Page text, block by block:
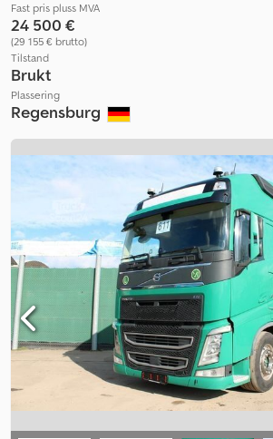
Fast pris pluss MVA
24 500 €
(29 155 € brutto)
Tilstand
Brukt
Plassering
Regensburg